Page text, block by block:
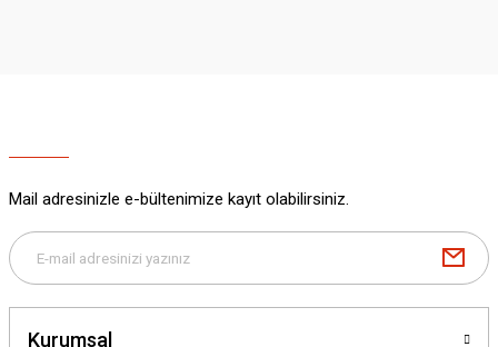
Bu ürüne benzer farklı alternatifler olmalı.
Mail adresinizle e-bültenimize kayıt olabilirsiniz.
Kurumsal